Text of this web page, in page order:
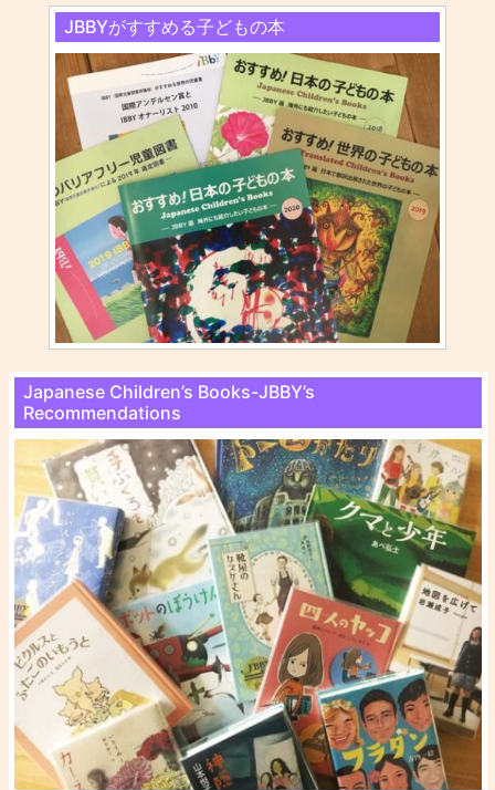
JBBYがすすめる子どもの本
Japanese Children’s Books-JBBY’s
Recommendations